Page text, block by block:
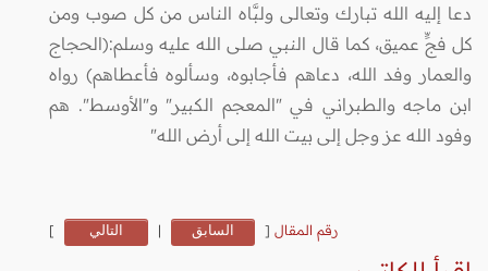
دعا إليه الله تبارك وتعالى ولبَّاه الناس من كل صوب ومن
كل فجٍّ عميق، كما قال النبي صلى الله عليه وسلم:(الحجاج
والعمار وفد الله، دعاهم فأجابوه، وسألوه فأعطاهم) رواه
ابن ماجه والطبراني في "المعجم الكبير" و"الأوسط". هم
وفود الله عز وجل إلى بيت الله إلى أرض الله"
رقم المقال [ السابق | التالي ]